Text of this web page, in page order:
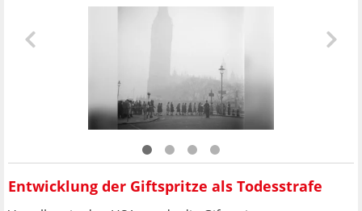
Entwicklung der Giftspritze als Todesstrafe